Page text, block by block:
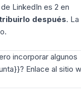
LinkedIn es 2 en
después. La
incorporar algunos
Enlace al sitio